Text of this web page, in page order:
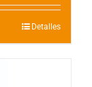
Detalles